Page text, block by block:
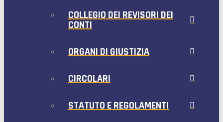
COLLEGIO DEI REVISORI DEI
CONTI
ORGANI DI GIUSTIZIA
CIRCOLARI
STATUTO E REGOLAMENTI